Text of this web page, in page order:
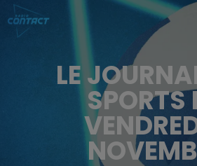
LE
SPORTS